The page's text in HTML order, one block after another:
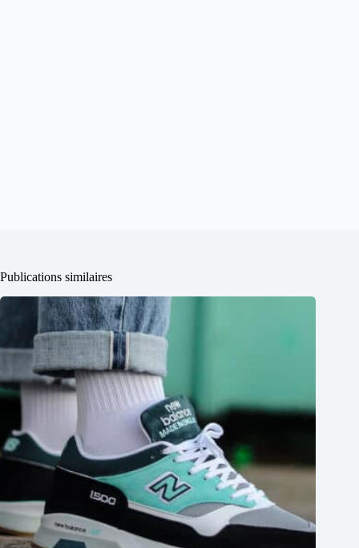
Publications similaires